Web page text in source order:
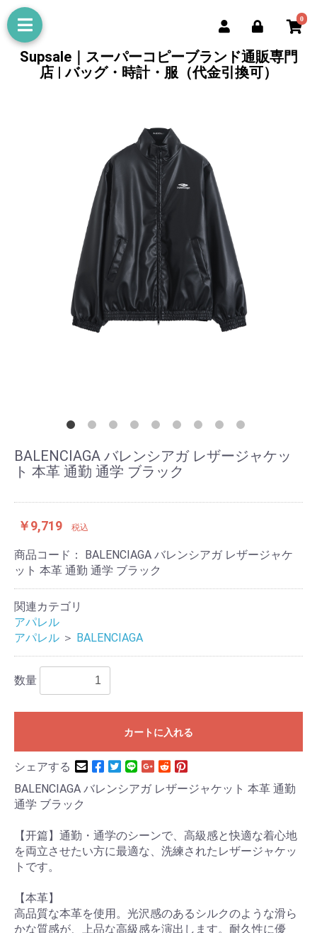
0
Supsale｜スーパーコピーブランド通販専門
店 | バッグ・時計・服（代金引換可）
BALENCIAGA バレンシアガ レザージャケッ
ト 本革 通勤 通学 ブラック
￥9,719 税込
商品コード： BALENCIAGA バレンシアガ レザージャケ
ット 本革 通勤 通学 ブラック
関連カテゴリ
アパレル
アパレル ＞ BALENCIAGA
数量
カートに入れる
シェアする
BALENCIAGA バレンシアガ レザージャケット 本革 通勤
通学 ブラック
【开篇】通勤・通学のシーンで、高級感と快適な着心地
を両立させたい方に最適な、洗練されたレザージャケッ
トです。
【本革】
高品質な本革を使用。光沢感のあるシルクのような滑ら
かな質感が、上品な高級感を演出します。耐久性に優